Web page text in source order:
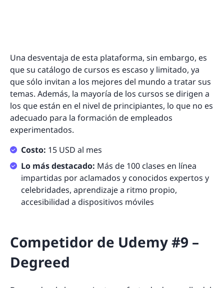
Una desventaja de esta plataforma, sin embargo, es
que su catálogo de cursos es escaso y limitado, ya
que sólo invitan a los mejores del mundo a tratar sus
temas. Además, la mayoría de los cursos se dirigen a
los que están en el nivel de principiantes, lo que no es
adecuado para la formación de empleados
experimentados.
Costo: 15 USD al mes
Lo más destacado: Más de 100 clases en línea
impartidas por aclamados y conocidos expertos y
celebridades, aprendizaje a ritmo propio,
accesibilidad a dispositivos móviles
Competidor de Udemy #9 –
Degreed